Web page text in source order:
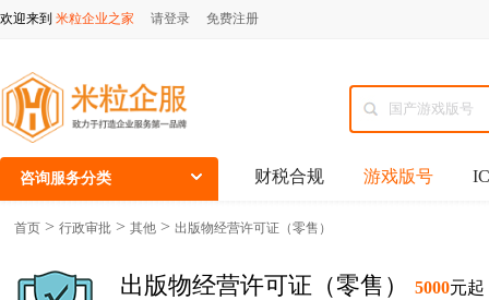
欢迎来到 米粒企业之家 请登录 免费注册
咨询服务分类 财税合规 游戏版号
首页 > 行政审批 > 其他 > 出版物经营许可证（零售）
出版物经营许可证（零售） 5000元起